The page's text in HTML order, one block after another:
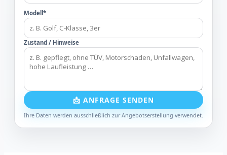
Modell*
Zustand / Hinweise
📩 ANFRAGE SENDEN
Ihre Daten werden ausschließlich zur Angebotserstellung verwendet.